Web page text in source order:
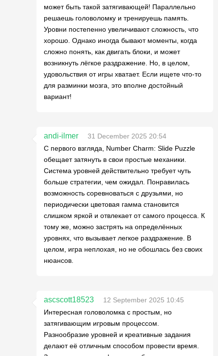
может быть такой затягивающей! Параллельно
решаешь головоломку и тренируешь память.
Уровни постепенно увеличивают сложность, что
хорошо. Однако иногда бывают моменты, когда
сложно понять, как двигать блоки, и может
возникнуть лёгкое раздражение. Но, в целом,
удовольствия от игры хватает. Если ищете что-то
для разминки мозга, это вполне достойный
вариант!
andi-ilmer
31 December 2025 20:54
С первого взгляда, Number Charm: Slide Puzzle
обещает затянуть в свои простые механики.
Система уровней действительно требует чуть
больше стратегии, чем ожидал. Понравилась
возможность соревноваться с друзьями, но
периодически цветовая гамма становится
слишком яркой и отвлекает от самого процесса. К
тому же, можно застрять на определённых
уровнях, что вызывает легкое раздражение. В
целом, игра неплохая, но не обошлась без своих
нюансов.
ascscott18523
12 September 2025 10:45
Интересная головоломка с простым, но
затягивающим игровым процессом.
Разнообразие уровней и креативные задания
делают её отличным способом провести время.